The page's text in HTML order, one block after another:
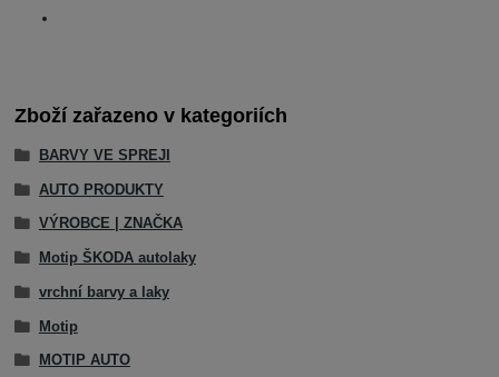
Zboží zařazeno v kategoriích
BARVY VE SPREJI
AUTO PRODUKTY
VÝROBCE | ZNAČKA
Motip ŠKODA autolaky
vrchní barvy a laky
Motip
MOTIP AUTO